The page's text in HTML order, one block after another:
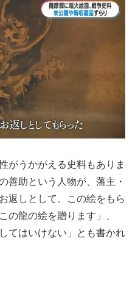
がうかがえる史料もありま
善助という人物が、藩主・
返しとして、この絵をもら
の龍の絵を贈ります」、
てはいけない」とも書かれ